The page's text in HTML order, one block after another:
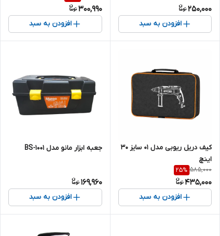
250,000
افزودن به سبد
300,990
افزودن به سبد
کیف دریل ریوبی مدل 01 سایز 30
اینچ
585,000
25%
435,000
افزودن به سبد
جعبه ابزار مانو مدل BS-1001
169,960
افزودن به سبد